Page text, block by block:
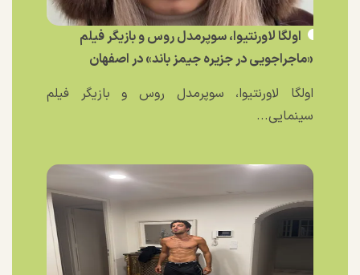
اولگا لاورنتیوا، سوپرمدل روس و بازیگر فیلم
«ماجراجویی در جزیره جیمز باند» در اصفهان
اولگا لاورنتیوا، سوپرمدل روس و بازیگر فیلم
سینمایی...